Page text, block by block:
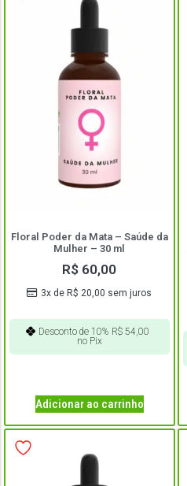
Floral Poder da Mata – Saúde da
Mulher – 30 ml
R$ 60,00
3x de R$ 20,00 sem juros
Desconto de 10% R$ 54,00
no Pix
Adicionar ao carrinho